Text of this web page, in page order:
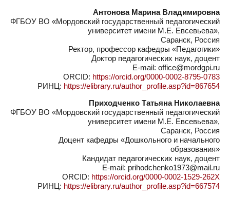
Антонова Марина Владимировна
ФГБОУ ВО «Мордовский государственный педагогический
университет имени М.Е. Евсевьева»,
Саранск, Россия
Ректор, профессор кафедры «Педагогики»
Доктор педагогических наук, доцент
E-mail: office@mordgpi.ru
ORCID: https://orcid.org/0000-0002-8795-0783
РИНЦ: https://elibrary.ru/author_profile.asp?id=867654
Приходченко Татьяна Николаевна
ФГБОУ ВО «Мордовский государственный педагогический
университет имени М.Е. Евсевьева»,
Саранск, Россия
Доцент кафедры «Дошкольного и начального
образования»
Кандидат педагогических наук, доцент
E-mail: prihodchenko1973@mail.ru
ORCID: https://orcid.org/0000-0002-1529-262Х
РИНЦ: https://elibrary.ru/author_profile.asp?id=667574